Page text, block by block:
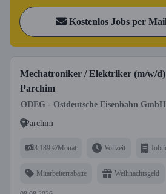
Kostenlos Jobs per
Mechatroniker / Elektriker (m/w/
Parchim
ODEG - Ostdeutsche Eisenbahn GmbH
Parchim
3.189 €/Monat Vollzeit
Mitarbeiterrabatte Weihnachtsgeld